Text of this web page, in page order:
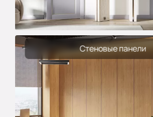
Стеновые панели